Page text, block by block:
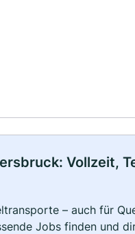
Vollzeit,
– auch für
Jobs finden und